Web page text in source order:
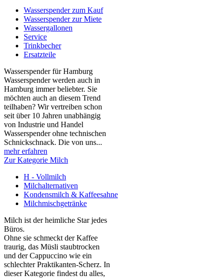
Wasserspender zum Kauf
Wasserspender zur Miete
Wassergallonen
Service
Trinkbecher
Ersatzteile
Wasserspender für Hamburg
Wasserspender werden auch in
Hamburg immer beliebter. Sie
möchten auch an diesem Trend
teilhaben? Wir vertreiben schon
seit über 10 Jahren unabhängig
von Industrie und Handel
Wasserspender ohne technischen
Schnickschnack. Die von uns...
mehr erfahren
Zur Kategorie Milch
H - Vollmilch
Milchalternativen
Kondensmilch & Kaffeesahne
Milchmischgetränke
Milch ist der heimliche Star jedes
Büros.
Ohne sie schmeckt der Kaffee
traurig, das Müsli staubtrocken
und der Cappuccino wie ein
schlechter Praktikanten‑Scherz. In
dieser Kategorie findest du alles,